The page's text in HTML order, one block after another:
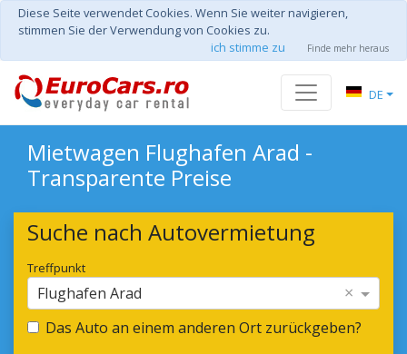
Diese Seite verwendet Cookies. Wenn Sie weiter navigieren,
stimmen Sie der Verwendung von Cookies zu.
ich stimme zu
Finde mehr heraus
DE
Mietwagen Flughafen Arad -
Transparente Preise
Suche nach Autovermietung
Treffpunkt
Flughafen Arad ×
Das Auto an einem anderen Ort zurückgeben?